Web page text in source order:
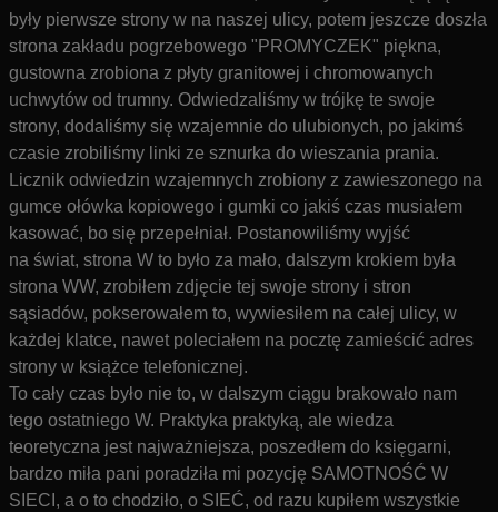
były pierwsze strony w na naszej ulicy, potem jeszcze doszła
strona zakładu pogrzebowego "PROMYCZEK" piękna,
gustowna zrobiona z płyty granitowej i chromowanych
uchwytów od trumny. Odwiedzaliśmy w trójkę te swoje
strony, dodaliśmy się wzajemnie do ulubionych, po jakimś
czasie zrobiliśmy linki ze sznurka do wieszania prania.
Licznik odwiedzin wzajemnych zrobiony z zawieszonego na
gumce ołówka kopiowego i gumki co jakiś czas musiałem
kasować, bo się przepełniał. Postanowiliśmy wyjść
na świat, strona W to było za mało, dalszym krokiem była
strona WW, zrobiłem zdjęcie tej swoje strony i stron
sąsiadów, pokserowałem to, wywiesiłem na całej ulicy, w
każdej klatce, nawet poleciałem na pocztę zamieścić adres
strony w książce telefonicznej.
To cały czas było nie to, w dalszym ciągu brakowało nam
tego ostatniego W. Praktyka praktyką, ale wiedza
teoretyczna jest najważniejsza, poszedłem do księgarni,
bardzo miła pani poradziła mi pozycję SAMOTNOŚĆ W
SIECI, a o to chodziło, o SIEĆ, od razu kupiłem wszystkie